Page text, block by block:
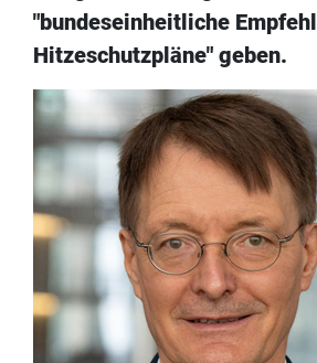
"bundeseinheitliche
Hitzeschutzpläne" geben.